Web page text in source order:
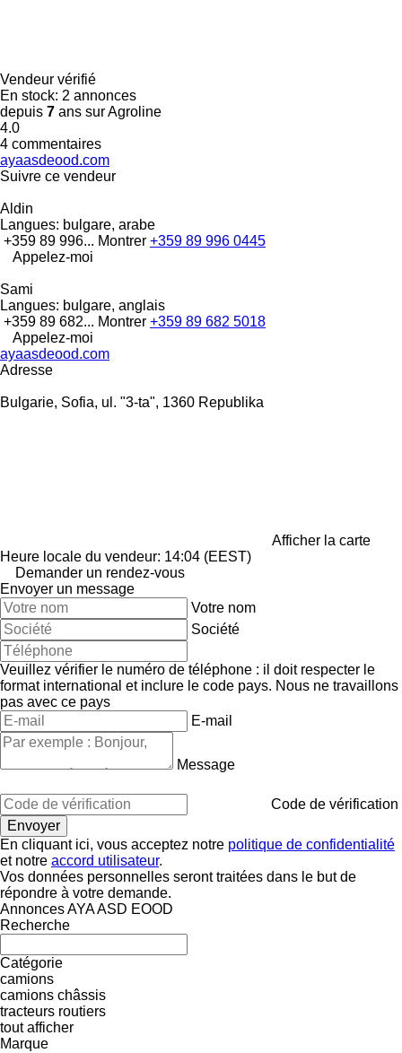
Vendeur vérifié
En stock: 2 annonces
depuis 7 ans sur Agroline
4.0
4 commentaires
ayaasdeood.com
Suivre ce vendeur
Aldin
Langues: bulgare, arabe
+359 89 996... Montrer +359 89 996 0445
Appelez-moi
Sami
Langues: bulgare, anglais
+359 89 682... Montrer +359 89 682 5018
Appelez-moi
ayaasdeood.com
Adresse
Bulgarie, Sofia, ul. "3-ta", 1360 Republika
Afficher la carte
Heure locale du vendeur: 14:04 (EEST)
Demander un rendez-vous
Envoyer un message
Votre nom
Société
Veuillez vérifier le numéro de téléphone : il doit respecter le
format international et inclure le code pays. Nous ne travaillons
pas avec ce pays
E-mail
Message
Code de vérification
En cliquant ici, vous acceptez notre politique de confidentialité
et notre accord utilisateur.
Vos données personnelles seront traitées dans le but de
répondre à votre demande.
Annonces AYA ASD EOOD
Recherche
Catégorie
camions
camions châssis
tracteurs routiers
tout afficher
Marque